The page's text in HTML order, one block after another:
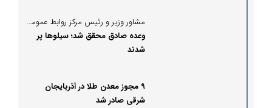
مشاور وزیر و رئیس مرکز روابط عمومی و اطلاع‌رسانی وزارت جهاد کشاورزی خبر داد؛
وعده صادق محقق شد؛ سیلوها پر
شدند
9 مجوز معدن طلا در آذربایجان
شرقی ‌صادر شد‌